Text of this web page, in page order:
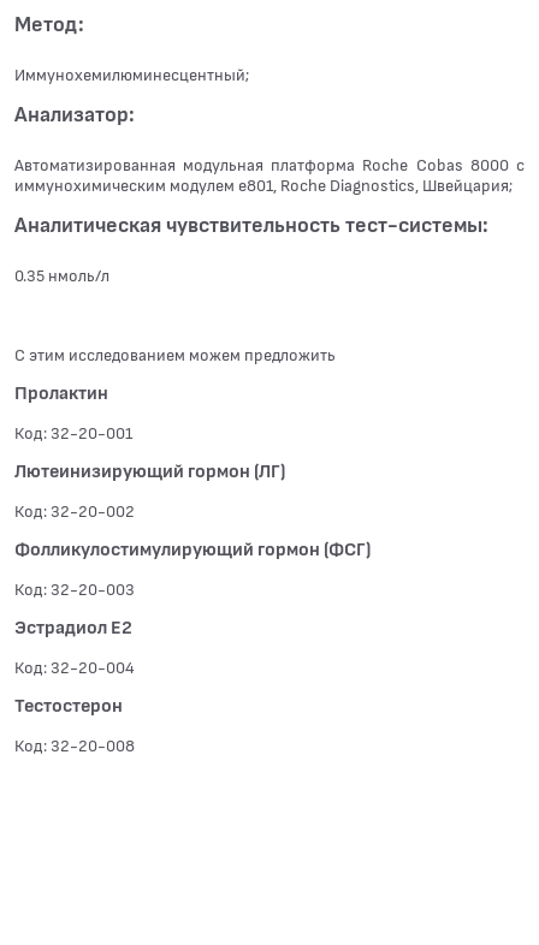
Метод:
Иммунохемилюминесцентный;
Анализатор:
Автоматизированная модульная платформа Roche Cobas 8000 с
иммунохимическим модулем e801, Roche Diagnostics, Швейцария;
Аналитическая чувствительность тест-системы:
0.35 нмоль/л
С этим исследованием можем предложить
Пролактин
Код: 32-20-001
Лютеинизирующий гормон (ЛГ)
Код: 32-20-002
Фолликулостимулирующий гормон (ФСГ)
Код: 32-20-003
Эстрадиол Е2
Код: 32-20-004
Тестостерон
Код: 32-20-008